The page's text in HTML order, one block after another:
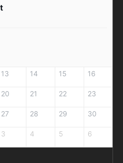
13 14 15 16
20 21 22 23
27 28 29 30
3 4 5 6